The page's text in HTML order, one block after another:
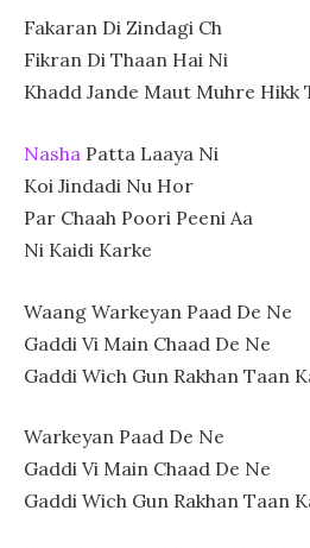
Fakaran Di Zindagi Ch
Fikran Di Thaan Hai Ni
Khadd Jande Maut Muhre Hikk
Nasha Patta Laaya Ni
Koi Jindadi Nu Hor
Par Chaah Poori Peeni Aa
Ni Kaidi Karke
Waang Warkeyan Paad De Ne
Gaddi Vi Main Chaad De Ne
Gaddi Wich Gun Rakhan Taan
Warkeyan Paad De Ne
Gaddi Vi Main Chaad De Ne
Gaddi Wich Gun Rakhan Taan